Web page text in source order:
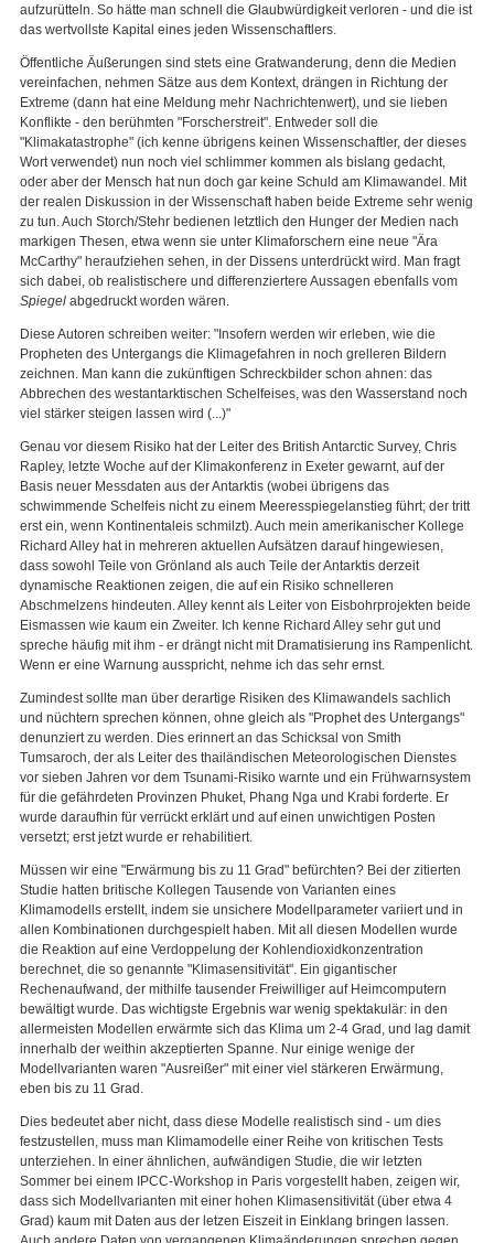
aufzurütteln. So hätte man schnell die Glaubwürdigkeit verloren - und die ist
das wertvollste Kapital eines jeden Wissenschaftlers.
Öffentliche Äußerungen sind stets eine Gratwanderung, denn die Medien
vereinfachen, nehmen Sätze aus dem Kontext, drängen in Richtung der
Extreme (dann hat eine Meldung mehr Nachrichtenwert), und sie lieben
Konflikte - den berühmten "Forscherstreit". Entweder soll die
"Klimakatastrophe" (ich kenne übrigens keinen Wissenschaftler, der dieses
Wort verwendet) nun noch viel schlimmer kommen als bislang gedacht,
oder aber der Mensch hat nun doch gar keine Schuld am Klimawandel. Mit
der realen Diskussion in der Wissenschaft haben beide Extreme sehr wenig
zu tun. Auch Storch/Stehr bedienen letztlich den Hunger der Medien nach
markigen Thesen, etwa wenn sie unter Klimaforschern eine neue "Ära
McCarthy" heraufziehen sehen, in der Dissens unterdrückt wird. Man fragt
sich dabei, ob realistischere und differenziertere Aussagen ebenfalls vom
Spiegelabgedruckt worden wären.
Diese Autoren schreiben weiter: "Insofern werden wir erleben, wie die
Propheten des Untergangs die Klimagefahren in noch grelleren Bildern
zeichnen. Man kann die zukünftigen Schreckbilder schon ahnen: das
Abbrechen des westantarktischen Schelfeises, was den Wasserstand noch
viel stärker steigen lassen wird (...)"
Genau vor diesem Risiko hat der Leiter des British Antarctic Survey, Chris
Rapley, letzte Woche auf der Klimakonferenz in Exeter gewarnt, auf der
Basis neuer Messdaten aus der Antarktis (wobei übrigens das
schwimmende Schelfeis nicht zu einem Meeresspiegelanstieg führt; der tritt
erst ein, wenn Kontinentaleis schmilzt). Auch mein amerikanischer Kollege
Richard Alley hat in mehreren aktuellen Aufsätzen darauf hingewiesen,
dass sowohl Teile von Grönland als auch Teile der Antarktis derzeit
dynamische Reaktionen zeigen, die auf ein Risiko schnelleren
Abschmelzens hindeuten. Alley kennt als Leiter von Eisbohrprojekten beide
Eismassen wie kaum ein Zweiter. Ich kenne Richard Alley sehr gut und
spreche häufig mit ihm - er drängt nicht mit Dramatisierung ins Rampenlicht.
Wenn er eine Warnung ausspricht, nehme ich das sehr ernst.
Zumindest sollte man über derartige Risiken des Klimawandels sachlich
und nüchtern sprechen können, ohne gleich als "Prophet des Untergangs"
denunziert zu werden. Dies erinnert an das Schicksal von Smith
Tumsaroch, der als Leiter des thailändischen Meteorologischen Dienstes
vor sieben Jahren vor dem Tsunami-Risiko warnte und ein Frühwarnsystem
für die gefährdeten Provinzen Phuket, Phang Nga und Krabi forderte. Er
wurde daraufhin für verrückt erklärt und auf einen unwichtigen Posten
versetzt; erst jetzt wurde er rehabilitiert.
Müssen wir eine "Erwärmung bis zu 11 Grad" befürchten? Bei der zitierten
Studie hatten britische Kollegen Tausende von Varianten eines
Klimamodells erstellt, indem sie unsichere Modellparameter variiert und in
allen Kombinationen durchgespielt haben. Mit all diesen Modellen wurde
die Reaktion auf eine Verdoppelung der Kohlendioxidkonzentration
berechnet, die so genannte "Klimasensitivität". Ein gigantischer
Rechenaufwand, der mithilfe tausender Freiwilliger auf Heimcomputern
bewältigt wurde. Das wichtigste Ergebnis war wenig spektakulär: in den
allermeisten Modellen erwärmte sich das Klima um 2-4 Grad, und lag damit
innerhalb der weithin akzeptierten Spanne. Nur einige wenige der
Modellvarianten waren "Ausreißer" mit einer viel stärkeren Erwärmung,
eben bis zu 11 Grad.
Dies bedeutet aber nicht, dass diese Modelle realistisch sind - um dies
festzustellen, muss man Klimamodelle einer Reihe von kritischen Tests
unterziehen. In einer ähnlichen, aufwändigen Studie, die wir letzten
Sommer bei einem IPCC-Workshop in Paris vorgestellt haben, zeigen wir,
dass sich Modellvarianten mit einer hohen Klimasensitivität (über etwa 4
Grad) kaum mit Daten aus der letzen Eiszeit in Einklang bringen lassen.